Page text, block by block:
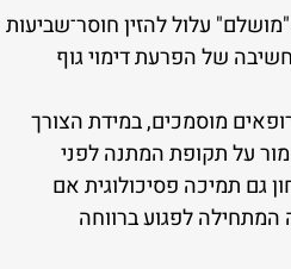
עלול להזין חוסר־שביעות
של הפרעת דימוי גוף
מוסמכים, במידת הצורך
על תקופת המתנה לפני
גם תמיכה פסיכולוגית אם
לפגוע ברווחה